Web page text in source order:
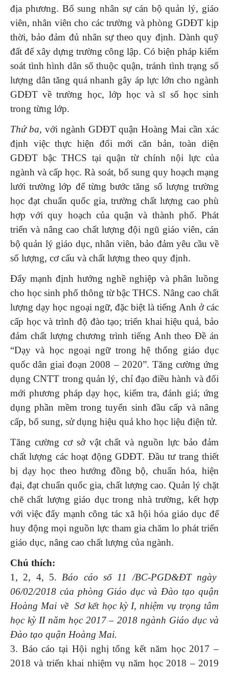
địa phương. Bổ sung nhân sự cán bộ quản lý, giáo
viên, nhân viên cho các trường và phòng GDĐT kịp
thời, bảo đảm đủ nhân sự theo quy định. Dành quỹ
đất để xây dựng trường công lập. Có biện pháp kiểm
soát tình hình dân số thuộc quận, tránh tình trạng số
lượng dân tăng quá nhanh gây áp lực lớn cho ngành
GDĐT về trường học, lớp học và sĩ số học sinh
trong từng lớp.
Thứ ba, với ngành GDĐT quận Hoàng Mai cần xác
định việc thực hiện đổi mới căn bản, toàn diện
GDĐT bậc THCS tại quận từ chính nội lực của
ngành và cấp học. Rà soát, bổ sung quy hoạch mạng
lưới trường lớp để từng bước tăng số lượng trường
học đạt chuẩn quốc gia, trường chất lượng cao phù
hợp với quy hoạch của quận và thành phố. Phát
triển và nâng cao chất lượng đội ngũ giáo viên, cán
bộ quản lý giáo dục, nhân viên, bảo đảm yêu cầu về
số lượng, cơ cấu và chất lượng theo quy định.
Đẩy mạnh định hướng nghề nghiệp và phân luồng
cho học sinh phổ thông từ bậc THCS. Nâng cao chất
lượng dạy học ngoại ngữ, đặc biệt là tiếng Anh ở các
cấp học và trình độ đào tạo; triển khai hiệu quả, bảo
đảm chất lượng chương trình tiếng Anh theo Đề án
“Dạy và học ngoại ngữ trong hệ thống giáo dục
quốc dân giai đoạn 2008 – 2020”. Tăng cường ứng
dụng CNTT trong quản lý, chỉ đạo điều hành và đổi
mới phương pháp dạy học, kiểm tra, đánh giá; ứng
dụng phần mềm trong tuyển sinh đầu cấp và nâng
cấp, bổ sung, sử dụng hiệu quả kho học liệu điện tử.
Tăng cường cơ sở vật chất và nguồn lực bảo đảm
chất lượng các hoạt động GDĐT. Đầu tư trang thiết
bị dạy học theo hướng đồng bộ, chuẩn hóa, hiện
đại, đạt chuẩn quốc gia, chất lượng cao. Quản lý chặt
chẽ chất lượng giáo dục trong nhà trường, kết hợp
với việc đẩy mạnh công tác xã hội hóa giáo dục để
huy động mọi nguồn lực tham gia chăm lo phát triển
giáo dục, nâng cao chất lượng của ngành.
Chú thích:
1, 2, 4, 5. Báo cáo số 11 /BC-PGD&ĐT ngày
06/02/2018 của phòng Giáo dục và Đào tạo quận
Hoàng Mai về Sơ kết học kỳ I, nhiệm vụ trọng tâm
học kỳ II năm học 2017 – 2018 ngành Giáo dục và
Đào tạo quận Hoàng Mai.
3. Báo cáo tại Hội nghị tổng kết năm học 2017 –
2018 và triển khai nhiệm vụ năm học 2018 – 2019